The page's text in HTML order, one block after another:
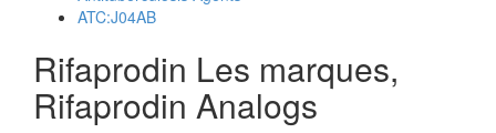
ATC:J04AB
Rifaprodin Les marques,
Rifaprodin Analogs